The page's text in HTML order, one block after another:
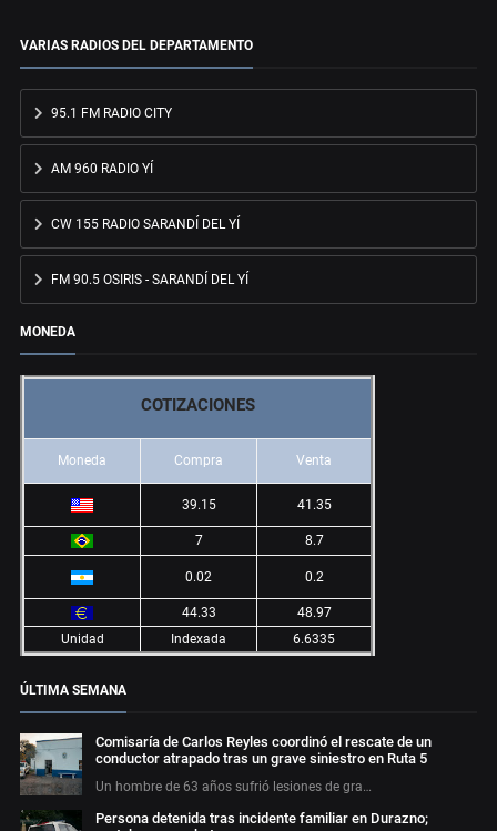
VARIAS RADIOS DEL DEPARTAMENTO
95.1 FM RADIO CITY
AM 960 RADIO YÍ
CW 155 RADIO SARANDÍ DEL YÍ
FM 90.5 OSIRIS - SARANDÍ DEL YÍ
MONEDA
COTIZACIONES
Moneda Compra Venta
39.15 41.35
7 8.7
0.02 0.2
44.33
48.97
Unidad
Indexada 6.6335
ÚLTIMA SEMANA
Comisaría de Carlos Reyles coordinó el rescate de un
conductor atrapado tras un grave siniestro en Ruta 5
Un hombre de 63 años sufrió lesiones de gra…
Persona detenida tras incidente familiar en Durazno;